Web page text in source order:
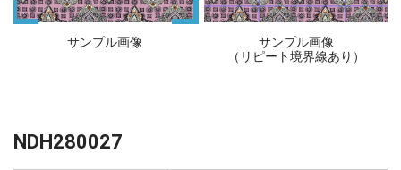
サンプル画像
サンプル画像
（リピート境界線あり）
NDH280027